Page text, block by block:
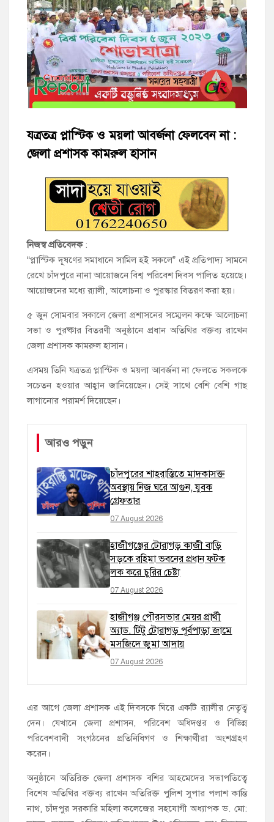
হাজীগঞ্জে শিক্ষার্থীদের লেখাপড়ার মানোন্নয়নে ও উপস্থিতি নিশ্চিতকরণে
অভিভাবক সমাবেশ
হাজীগঞ্জে অস্বাস্থ্যকর পরিবেশে খাবার প্রস্তুত: ২ হোটেলকে ৪৫ হাজার
টাকা জরিমানা
হাজীগঞ্জে ৬ বছরের শিশুকে ধর্ষণের অভিযোগে কেয়ারটেকার আটক
হাজীগঞ্জ সরকারি মডেল পাইলট হাই স্কুল অ্যান্ড কলেজে ‘জুলাই
গণঅভ্যুত্থান দিবস’ পালিত
‘জনগণের ভোটে নির্বাচিত হয়ে ফরিদগঞ্জের উন্নয়নে কাজ করছি’ :
আলহাজ্ব এমএ হান্নান এমপি
নিষিদ্ধ জাল মেরামত ও মাছ শিকার
যত্রতত্র প্লাস্টিক ও ময়লা আবর্জনা ফেলবেন না :
জেলা প্রশাসক কামরুল হাসান
নিজস্ব প্রতিবেদক:
“প্লাস্টিক দূষণের সমাধানে সামিল হই সকলে” এই প্রতিপাদ্য সামনে
রেখে চাঁদপুরে নানা আয়োজনে বিশ্ব পরিবেশ দিবস পালিত হয়েছে।
আয়োজনের মধ্যে র‍্যালী, আলোচনা ও পুরস্কার বিতরণ করা হয়।
৫ জুন সোমবার সকালে জেলা প্রশাসনের সম্মেলন কক্ষে আলোচনা
সভা ও পুরষ্কার বিতরণী অনুষ্ঠানে প্রধান অতিথির বক্তব্য রাখেন
জেলা প্রশাসক কামরুল হাসান।
এসময় তিনি যত্রতত্র প্লাস্টিক ও ময়লা আবর্জনা না ফেলতে সকলকে
সচেতন হওয়ার আহ্বান জানিয়েছেন। সেই সাথে বেশি বেশি গাছ
লাগানোর পরামর্শ দিয়েছেন।
আরও পড়ুন
চাঁদপুরের শাহরাস্তিতে মাদকাসক্ত
অবস্থায় নিজ ঘরে আগুন, যুবক
গ্রেফতার
07 August 2026
হাজীগঞ্জের টোরাগড় কাজী বাড়ি
সড়কে রহিমা ভবনের প্রধান ফটক
লক করে চুরির চেষ্টা
07 August 2026
হাজীগঞ্জ পৌরসভার মেয়র প্রার্থী
অ্যাড. টিটু টোরাগড় পূর্বপাড়া জামে
মসজিদে জুমা আদায়
07 August 2026
এর আগে জেলা প্রশাসক এই দিবসকে ঘিরে একটি র‍্যালীর নেতৃত্ব
দেন। যেখানে জেলা প্রশাসন, পরিবেশ অধিদপ্তর ও বিভিন্ন
পরিবেশবাদী সংগঠনের প্রতিনিধিগণ ও শিক্ষার্থীরা অংশগ্রহণ
করেন।
অনুষ্ঠানে অতিরিক্ত জেলা প্রশাসক বশির আহমেদের সভাপতিত্বে
বিশেষ অতিথির বক্তব্য রাখেন অতিরিক্ত পুলিশ সুপার পলাশ কান্তি
নাথ, চাঁদপুর সরকারি মহিলা কলেজের সহযোগী অধ্যাপক ড. মো: